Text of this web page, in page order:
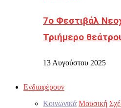
7ο Φεστιβάλ
Τριήμερο
13 Αυγούστου 2025
Ενδιαφέρουν
Κοινωνικά Μουσική